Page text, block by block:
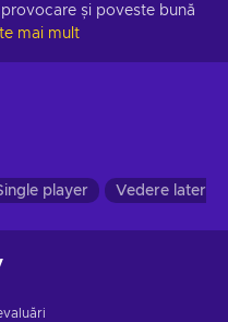
și poveste bună
mai mult
player Vedere